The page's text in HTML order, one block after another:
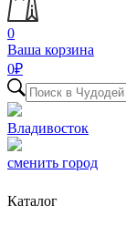
0
Ваша корзина
0₽
Владивосток
сменить город
Каталог